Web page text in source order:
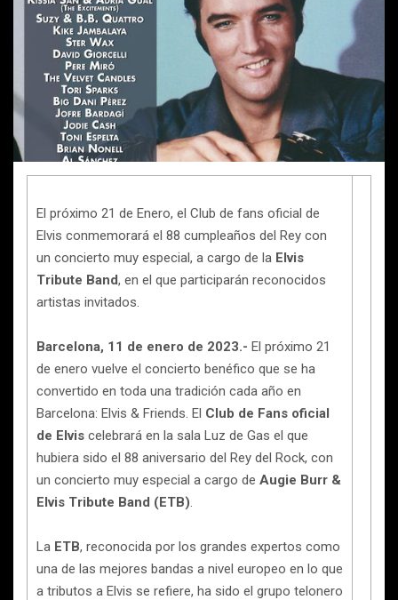
El próximo 21 de Enero, el Club de fans oficial de
Elvis conmemorará el 88 cumpleaños del Rey con
un concierto muy especial, a cargo de la Elvis
Tribute Band, en el que participarán reconocidos
artistas invitados.
Barcelona, 11 de enero de 2023.- El próximo 21
de enero vuelve el concierto benéfico que se ha
convertido en toda una tradición cada año en
Barcelona: Elvis & Friends. El Club de Fans oficial
de Elvis celebrará en la sala Luz de Gas el que
hubiera sido el 88 aniversario del Rey del Rock, con
un concierto muy especial a cargo de Augie Burr &
Elvis Tribute Band (ETB).
La ETB, reconocida por los grandes expertos como
una de las mejores bandas a nivel europeo en lo que
a tributos a Elvis se refiere, ha sido el grupo telonero